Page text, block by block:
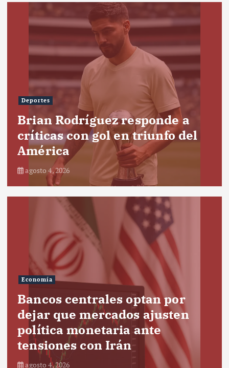
Deportes
Brian Rodríguez responde a
críticas con gol en triunfo del
América
agosto 4, 2026
Economía
Bancos centrales optan por
dejar que mercados ajusten
política monetaria ante
tensiones con Irán
agosto 4, 2026